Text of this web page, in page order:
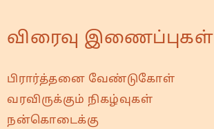
விரைவு இணைப்புகள்
பிரார்த்தனை வேண்டுகோள்
வரவிருக்கும் நிகழ்வுகள்
நன்கொடைக்கு